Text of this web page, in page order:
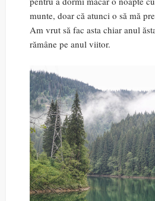
munte, doar că atunci o să mă
Am vrut să fac asta chiar anul
rămâne pe anul viitor.